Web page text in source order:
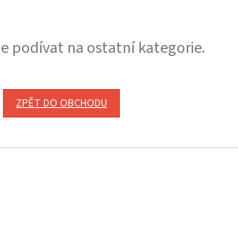
podívat na ostatní kategorie.
ZPĚT DO OBCHODU